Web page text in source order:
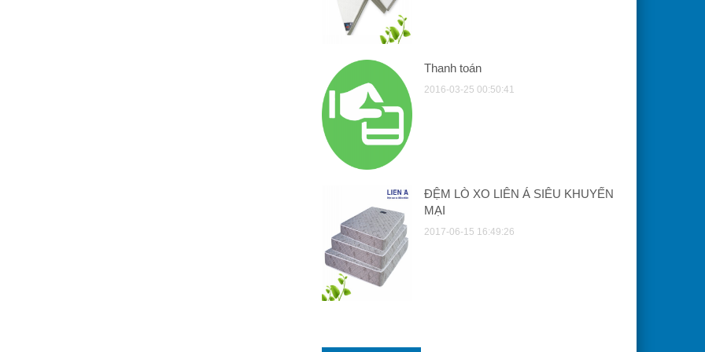
Thanh toán
2016-03-25 00:50:41
ĐỆM LÒ XO LIÊN Á SIÊU KHUYẾN
MẠI
2017-06-15 16:49:26